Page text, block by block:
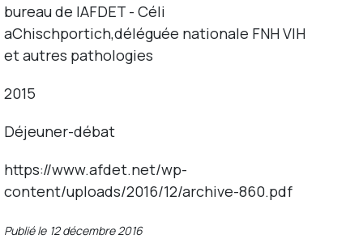
bureau de lAFDET - Céli
aChischportich,déléguée nationale FNH VIH
et autres pathologies
2015
Déjeuner-débat
https://www.afdet.net/wp-
content/uploads/2016/12/archive-860.pdf
Publié le 12 décembre 2016